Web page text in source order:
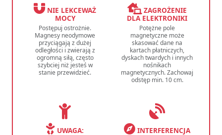
NIE LEKCEWAŻ
MOCY
Postępuj ostrożnie.
Magnesy neodymowe
przyciągają z dużej
odległości i zwierają z
ogromną siłą, często
szybciej niż jesteś w
stanie przewidzieć.
ZAGROŻENIE
DLA ELEKTRONIKI
Potężne pole
magnetyczne może
skasować dane na
kartach płatniczych,
dyskach twardych i innych
nośnikach
magnetycznych. Zachowaj
odstęp min. 10 cm.
UWAGA:
INTERFERENCJA